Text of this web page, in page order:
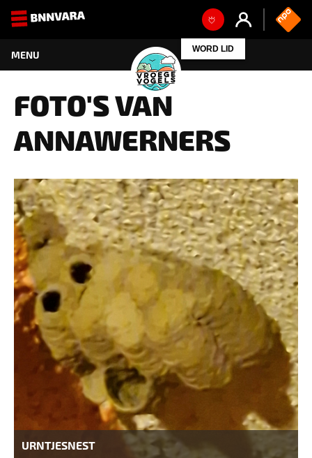
WORD LID
FOTO'S VAN
ANNAWERNERS
URNTJESNEST